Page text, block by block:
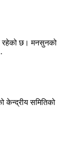
रहेको छ। मनसुनको
केन्द्रीय समितिको